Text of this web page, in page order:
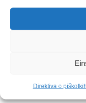
Direktiva o piškotkih